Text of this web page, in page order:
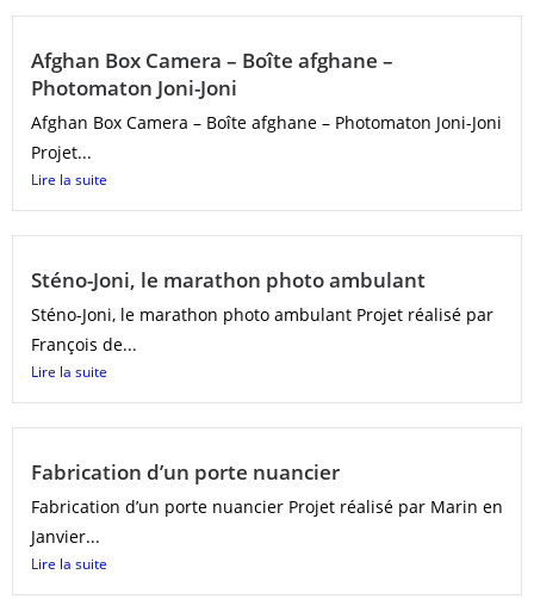
Afghan Box Camera – Boîte afghane –
Photomaton Joni-Joni
Afghan Box Camera – Boîte afghane – Photomaton Joni-Joni
Projet...
Lire la suite
Sténo-Joni, le marathon photo ambulant
Sténo-Joni, le marathon photo ambulant Projet réalisé par
François de...
Lire la suite
Fabrication d’un porte nuancier
Fabrication d’un porte nuancier Projet réalisé par Marin en
Janvier...
Lire la suite